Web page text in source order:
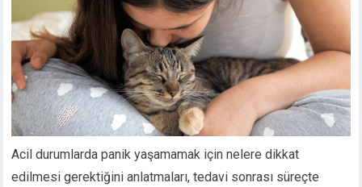
Acil durumlarda panik yaşamamak için nelere dikkat
edilmesi gerektiğini anlatmaları, tedavi sonrası süreçte